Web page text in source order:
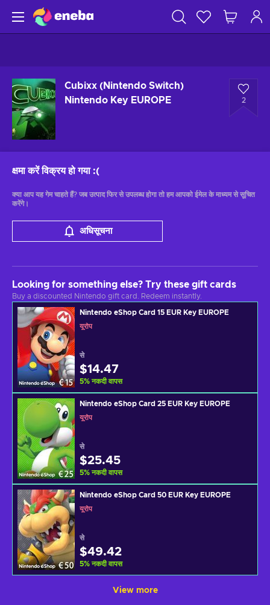
Cubixx (Nintendo Switch)
Nintendo Key EUROPE
2
क्षमा करें विक्रय हो गया :(
क्या आप यह गेम चाहते हैं? जब उत्पाद फिर से उपलब्ध होगा तो हम आपको ईमेल के माध्यम से सूचित
करेंगे।
अधिसूचना
Looking for something else? Try these gift cards
Buy a discounted Nintendo gift card. Redeem instantly.
Nintendo eShop Card 15 EUR Key EUROPE
यूरोप
से
$14.47
5% नकदी वापस
Nintendo eShop Card 25 EUR Key EUROPE
यूरोप
से
$25.45
5% नकदी वापस
Nintendo eShop Card 50 EUR Key EUROPE
यूरोप
से
$49.42
5% नकदी वापस
View more